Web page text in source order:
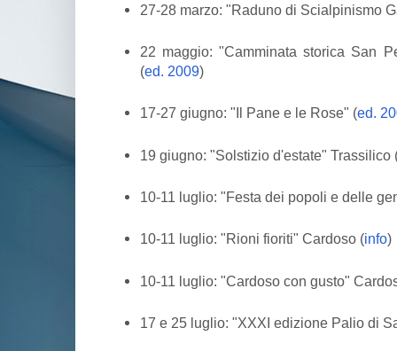
27-28 marzo: "Raduno di Scialpinismo
22 maggio: "Camminata storica San
(ed. 2009)
17-27 giugno: "Il Pane e le Rose" (ed.
19 giugno: "Solstizio d'estate" Trassilico
10-11 luglio: "Festa dei popoli e delle
10-11 luglio: "Rioni fioriti" Cardoso (info)
10-11 luglio: "Cardoso con gusto"
17 e 25 luglio: "XXXI edizione Palio di